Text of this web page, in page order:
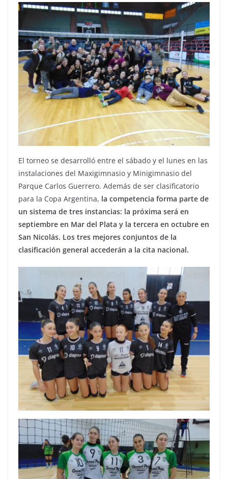
El torneo se desarrolló entre el sábado y el lunes en las
instalaciones del Maxigimnasio y Minigimnasio del
Parque Carlos Guerrero. Además de ser clasificatorio
para la Copa Argentina, la competencia forma parte de
un sistema de tres instancias: la próxima será en
septiembre en Mar del Plata y la tercera en octubre en
San Nicolás. Los tres mejores conjuntos de la
clasificación general accederán a la cita nacional.